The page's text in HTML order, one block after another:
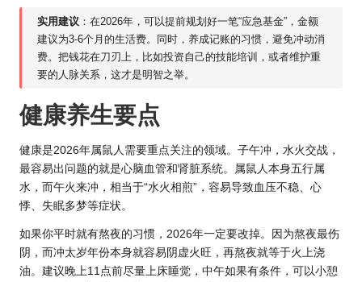
实用建议 ：在2026年，可以提前规划好一笔“应急基金”，金额
建议为3-6个月的生活费。同时，养成记账的习惯，避免冲动消
费。把钱花在刀刃上，比如投资自己的技能培训，或者维护重
要的人脉关系，这才是明智之举。
健康养生要点
健康是2026年属鼠人 需要重点关注的领域。子午冲，水火交战，
最容易出问题的就是心脑血管和肾脏系统。属鼠人本身五行属
水，而午火来冲，相当于“水火相煎”，容易导致血压不稳、心
悸、失眠多梦等症状。
如果你平时就有熬夜的习惯，2026年一定要改掉。因为熬夜最伤
阴，而冲太岁年份本身就容易阴虚火旺，再熬夜就等于火上浇
油。建议晚上11点前尽量上床睡觉，中午如果有条件，可以小憩